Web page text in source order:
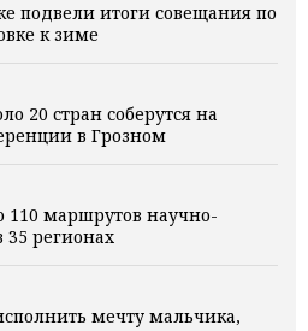
подвели итоги совещания по
к зиме
20 стран соберутся на
в Грозном
110 маршрутов научно-
35 регионах
мечту мальчика,